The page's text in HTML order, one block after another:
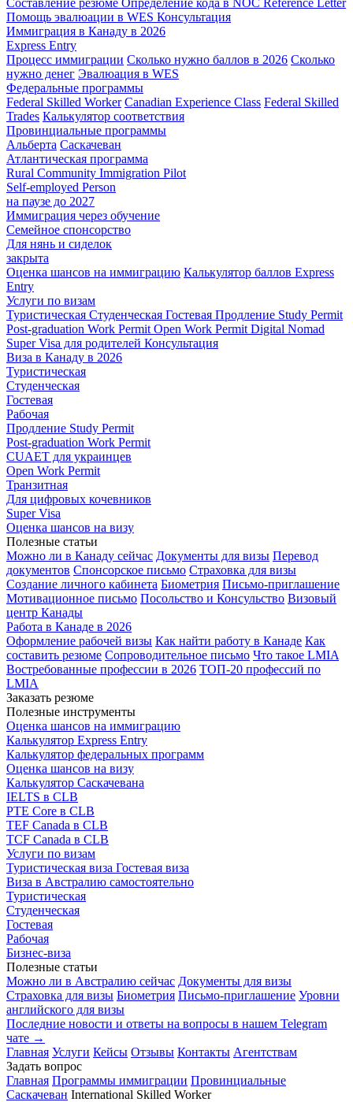
Помощь эвалюации в WES Консультация
Иммиграция в Канаду в 2026
Express Entry
Процесс иммиграции Сколько нужно баллов в 2026 Сколько
нужно денег Эвалюация в WES
Федеральные программы
Federal Skilled Worker Canadian Experience Class Federal Skilled
Trades Калькулятор соответствия
Провинциальные программы
Альберта Саскачеван
Атлантическая программа
Rural Community Immigration Pilot
Self-employed Person
на паузе до 2027
Иммиграция через обучение
Семейное спонсорство
Для нянь и сиделок
закрыта
Оценка шансов на иммиграцию Калькулятор баллов Express
Entry
Услуги по визам
Туристическая Студенческая Гостевая Продление Study Permit
Post-graduation Work Permit Open Work Permit Digital Nomad
Super Visa для родителей Консультация
Виза в Канаду в 2026
Туристическая
Студенческая
Гостевая
Рабочая
Продление Study Permit
Post-graduation Work Permit
CUAET для украинцев
Open Work Permit
Транзитная
Для цифровых кочевников
Super Visa
Оценка шансов на визу
Полезные статьи
Можно ли в Канаду сейчас Документы для визы Перевод
документов Спонсорское письмо Страховка для визы
Создание личного кабинета Биометрия Письмо-приглашение
Мотивационное письмо Посольство и Консульство Визовый
центр Канады
Работа в Канаде в 2026
Оформление рабочей визы Как найти работу в Канаде Как
составить резюме Сопроводительное письмо Что такое LMIA
Востребованные профессии в 2026 ТОП-20 профессий по
LMIA
Заказать резюме
Полезные инструменты
Оценка шансов на иммиграцию
Калькулятор Express Entry
Калькулятор федеральных программ
Оценка шансов на визу
Калькулятор Саскачевана
IELTS в CLB
PTE Core в CLB
TEF Canada в CLB
TCF Canada в CLB
Услуги по визам
Туристическая виза Гостевая виза
Виза в Австралию самостоятельно
Туристическая
Студенческая
Гостевая
Рабочая
Бизнес-виза
Полезные статьи
Можно ли в Австралию сейчас Документы для визы
Страховка для визы Биометрия Письмо-приглашение Уровни
английского для визы
Последние новости и ответы на вопросы в нашем Telegram
чате →
Главная Услуги Кейсы Отзывы Контакты Агентствам
Задать вопрос
Главная Программы иммиграции Провинциальные
Саскачеван International Skilled Worker